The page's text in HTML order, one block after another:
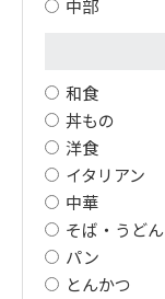
中部
和食
丼もの
洋食
イタリアン
中華
そば・うどん
パン
とんかつ